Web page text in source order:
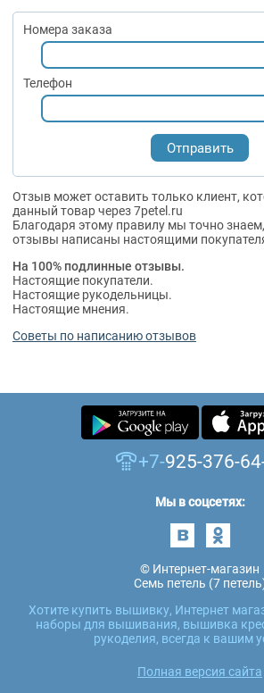
Номера заказа
Телефон
Отзыв может оставить только клиент,
данный товар через 7petel.ru
Благодаря этому правилу мы точно
отзывы написаны настоящими
На 100% подлинные отзывы.
Настоящие покупатели.
Настоящие рукодельницы.
Настоящие мнения.
Советы по написанию отзывов
+7-925-376-
Мы в соцсетях:
© Интернет-магазин
Семь петель (7
Хотите купить вышивку, Интернет
наборы для вышивания, вышивка
рукоделия, всегда к вашим
Полная версия сайта